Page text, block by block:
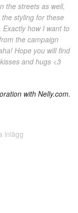
the streets as well,
styling for these
how I want to
the campaign
Hope you will find
and hugs <3
with Nelly.com.
inlägg